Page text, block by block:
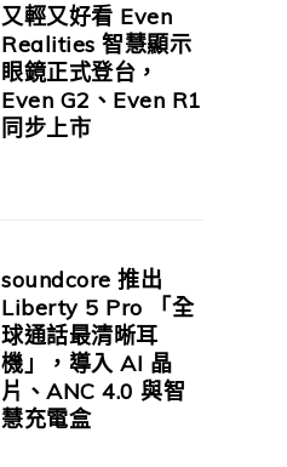
又輕又好看 Even
Realities 智慧顯示
眼鏡正式登台，
Even G2、Even R1
同步上市
soundcore 推出
Liberty 5 Pro 「全
球通話最清晰耳
機」，導入 AI 晶
片、ANC 4.0 與智
慧充電盒